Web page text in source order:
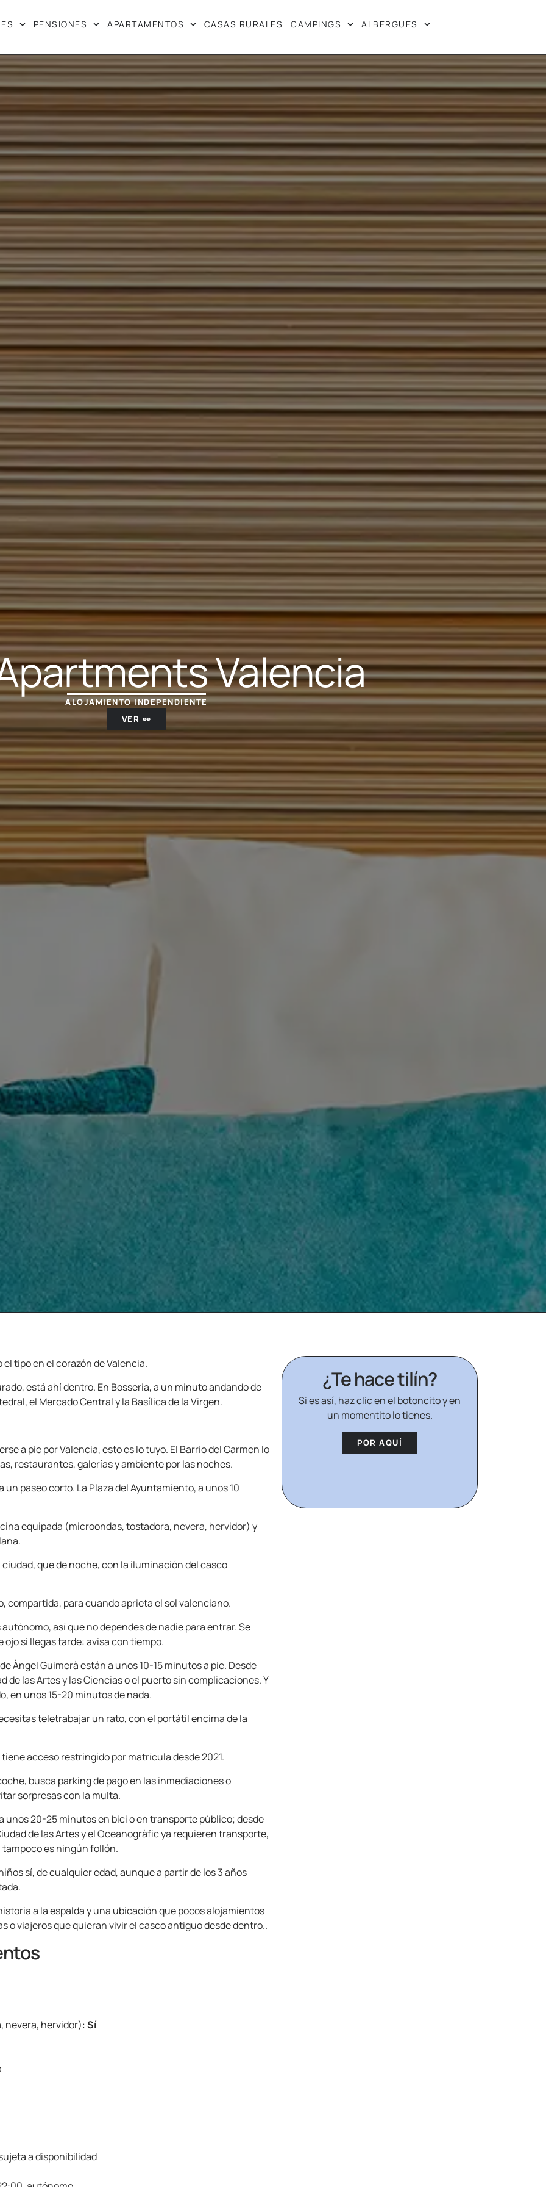
PENSIONES APARTAMENTOS CASAS RURALES CAMPINGS ALBERGUES
Valencia
ALOJAMIENTO INDEPENDIENTE
VER 👀
¿Te hace tilín?
Si es así, haz clic en el botoncito y en
un momentito lo tienes.
POR AQUÍ
tipo en el corazón de Valencia.
está ahí dentro. En Bosseria, a un minuto andando de
el Mercado Central y la Basílica de la Virgen.
a pie por Valencia, esto es lo tuyo. El Barrio del Carmen lo
restaurantes, galerías y ambiente por las noches.
paseo corto. La Plaza del Ayuntamiento, a unos 10
equipada (microondas, tostadora, nevera, hervidor) y
que de noche, con la iluminación del casco
compartida, para cuando aprieta el sol valenciano.
así que no dependes de nadie para entrar. Se
ojo si llegas tarde: avisa con tiempo.
Àngel Guimerà están a unos 10-15 minutos a pie. Desde
de las Artes y las Ciencias o el puerto sin complicaciones. Y
en unos 15-20 minutos de nada.
teletrabajar un rato, con el portátil encima de la
acceso restringido por matrícula desde 2021.
busca parking de pago en las inmediaciones o
sorpresas con la multa.
unos 20-25 minutos en bici o en transporte público; desde
de las Artes y el Oceanogràfic ya requieren transporte,
tampoco es ningún follón.
sí, de cualquier edad, aunque a partir de los 3 años
a la espalda y una ubicación que pocos alojamientos
o viajeros que quieran vivir el casco antiguo desde dentro..
nevera, hervidor):Sí
a disponibilidad